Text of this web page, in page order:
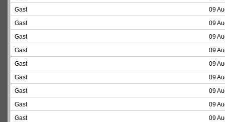
Gast
09
Gast
09
Gast
09
Gast
09
Gast
09
Gast
09
Gast
09
Gast
09
Gast
09